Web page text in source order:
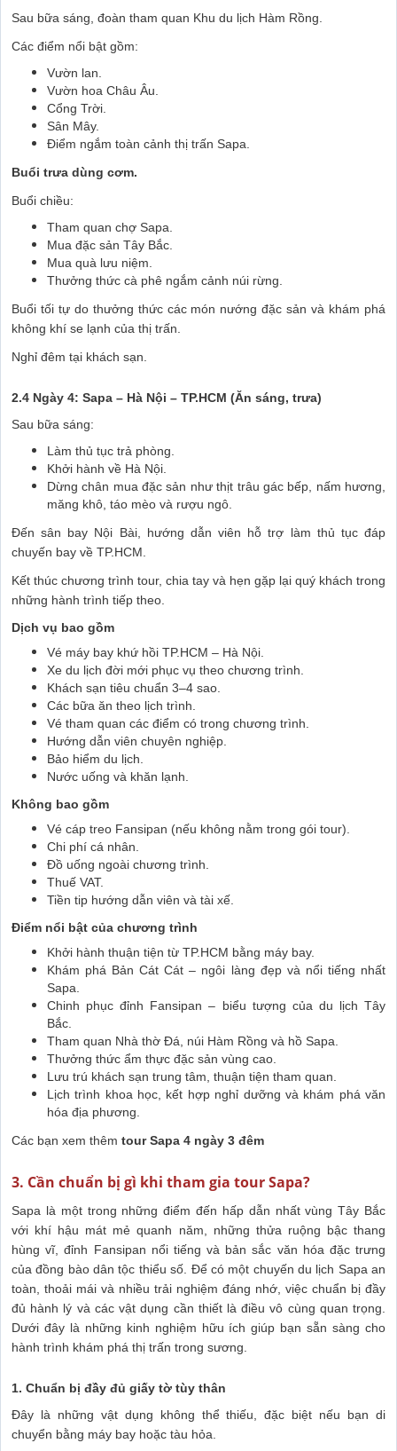
Sau bữa sáng, đoàn tham quan Khu du lịch Hàm Rồng.
Các điểm nổi bật gồm:
Vườn lan.
Vườn hoa Châu Âu.
Cổng Trời.
Sân Mây.
Điểm ngắm toàn cảnh thị trấn Sapa.
Buổi trưa dùng cơm.
Buổi chiều:
Tham quan chợ Sapa.
Mua đặc sản Tây Bắc.
Mua quà lưu niệm.
Thưởng thức cà phê ngắm cảnh núi rừng.
Buổi tối tự do thưởng thức các món nướng đặc sản và khám phá
không khí se lạnh của thị trấn.
Nghỉ đêm tại khách sạn.
2.4 Ngày 4: Sapa – Hà Nội – TP.HCM (Ăn sáng, trưa)
Sau bữa sáng:
Làm thủ tục trả phòng.
Khởi hành về Hà Nội.
Dừng chân mua đặc sản như thịt trâu gác bếp, nấm hương,
măng khô, táo mèo và rượu ngô.
Đến sân bay Nội Bài, hướng dẫn viên hỗ trợ làm thủ tục đáp
chuyến bay về TP.HCM.
Kết thúc chương trình tour, chia tay và hẹn gặp lại quý khách trong
những hành trình tiếp theo.
Dịch vụ bao gồm
Vé máy bay khứ hồi TP.HCM – Hà Nội.
Xe du lịch đời mới phục vụ theo chương trình.
Khách sạn tiêu chuẩn 3–4 sao.
Các bữa ăn theo lịch trình.
Vé tham quan các điểm có trong chương trình.
Hướng dẫn viên chuyên nghiệp.
Bảo hiểm du lịch.
Nước uống và khăn lạnh.
Không bao gồm
Vé cáp treo Fansipan (nếu không nằm trong gói tour).
Chi phí cá nhân.
Đồ uống ngoài chương trình.
Thuế VAT.
Tiền tip hướng dẫn viên và tài xế.
Điểm nổi bật của chương trình
Khởi hành thuận tiện từ TP.HCM bằng máy bay.
Khám phá Bản Cát Cát – ngôi làng đẹp và nổi tiếng nhất
Sapa.
Chinh phục đỉnh Fansipan – biểu tượng của du lịch Tây
Bắc.
Tham quan Nhà thờ Đá, núi Hàm Rồng và hồ Sapa.
Thưởng thức ẩm thực đặc sản vùng cao.
Lưu trú khách sạn trung tâm, thuận tiện tham quan.
Lịch trình khoa học, kết hợp nghỉ dưỡng và khám phá văn
hóa địa phương.
Các bạn xem thêm tour Sapa 4 ngày 3 đêm
3. Cần chuẩn bị gì khi tham gia tour Sapa?
Sapa là một trong những điểm đến hấp dẫn nhất vùng Tây Bắc
với khí hậu mát mẻ quanh năm, những thửa ruộng bậc thang
hùng vĩ, đỉnh Fansipan nổi tiếng và bản sắc văn hóa đặc trưng
của đồng bào dân tộc thiểu số. Để có một chuyến du lịch Sapa an
toàn, thoải mái và nhiều trải nghiệm đáng nhớ, việc chuẩn bị đầy
đủ hành lý và các vật dụng cần thiết là điều vô cùng quan trọng.
Dưới đây là những kinh nghiệm hữu ích giúp bạn sẵn sàng cho
hành trình khám phá thị trấn trong sương.
1. Chuẩn bị đầy đủ giấy tờ tùy thân
Đây là những vật dụng không thể thiếu, đặc biệt nếu bạn di
chuyển bằng máy bay hoặc tàu hỏa.